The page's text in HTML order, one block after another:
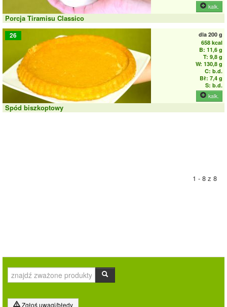
kalk.
Porcja Tiramisu Classico
26 dla 200 g
658 kcal
B: 11,6 g
T: 9,8 g
W: 130,8 g
C: b.d.
Bł: 7,4 g
S: b.d.
kalk.
Spód biszkoptowy
1 - 8 z 8
Zgłoś uwagi/błędy